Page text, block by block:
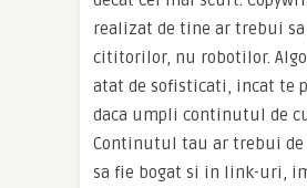
realizat de tine ar trebui sa
cititorilor, nu robotilor.
atat de sofisticati, incat te
daca umpli continutul de
Continutul tau ar trebui de
sa fie bogat si in link-uri,